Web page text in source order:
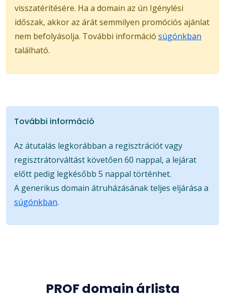
visszatérítésére. Ha a domain az ún Igénylési
időszak, akkor az árát semmilyen promóciós ajánlat
nem befolyásolja. További információ súgónkban
található.
További információ
Az átutalás legkorábban a regisztrációt vagy
regisztrátorváltást követően 60 nappal, a lejárat
előtt pedig legkésőbb 5 nappal történhet.
A generikus domain átruházásának teljes eljárása a
súgónkban.
PROF domain árlista